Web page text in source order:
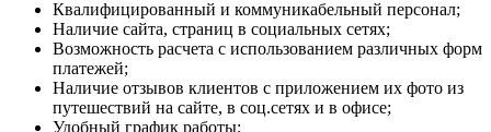
Квалифицированный и коммуникабельный персонал;
Наличие сайта, страниц в социальных сетях;
Возможность расчета с использованием различных форм
платежей;
Наличие отзывов клиентов с приложением их фото из
путешествий на сайте, в соц.сетях и в офисе;
Удобный график работы;